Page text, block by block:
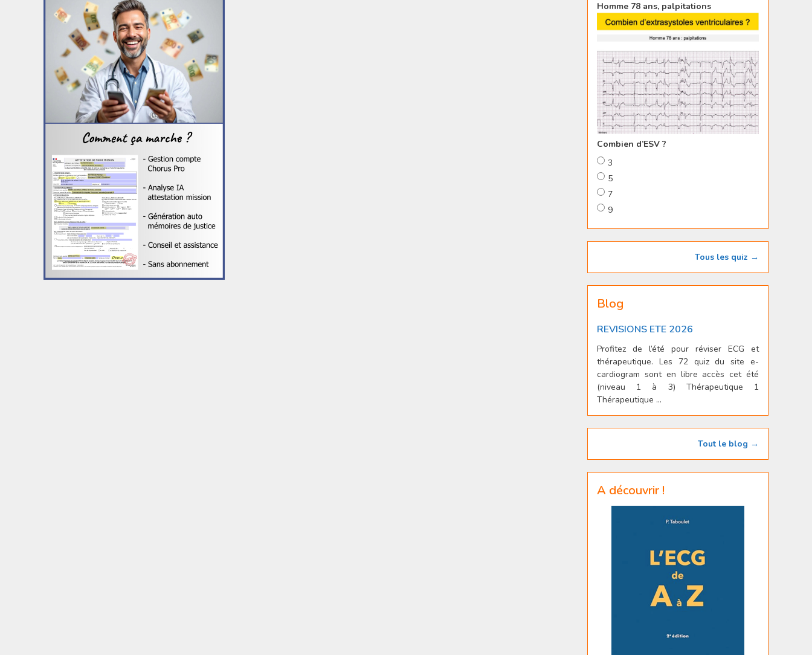
Homme 78 ans, palpitations
Combien d’ESV ?
3
5
7
9
Tous les quiz →
Blog
REVISIONS ETE 2026
Profitez de l’été pour réviser ECG et
thérapeutique. Les 72 quiz du site e-
cardiogram sont en libre accès cet été
(niveau 1 à 3) Thérapeutique 1
Thérapeutique ...
Tout le blog →
A découvrir !